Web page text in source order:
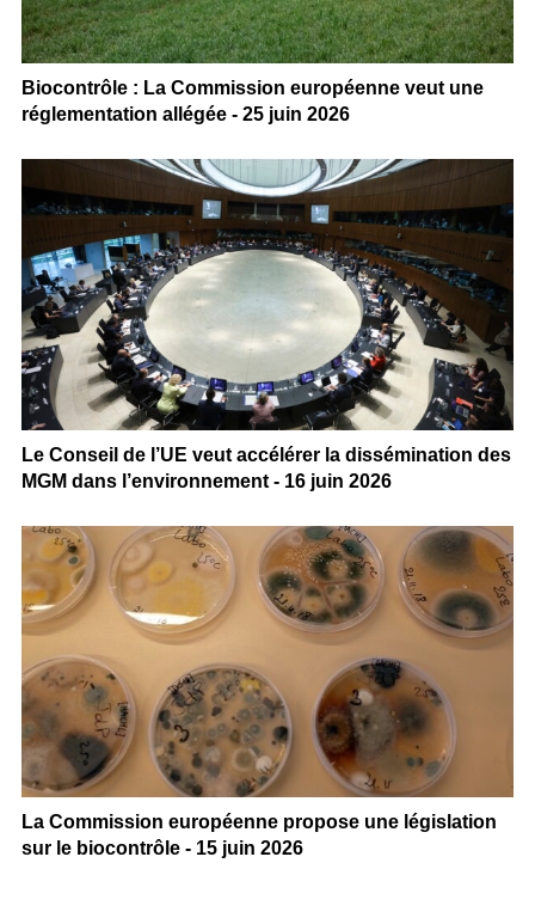
Biocontrôle : La Commission européenne veut une
réglementation allégée - 25 juin 2026
Le Conseil de l’UE veut accélérer la dissémination des
MGM dans l’environnement - 16 juin 2026
La Commission européenne propose une législation
sur le biocontrôle - 15 juin 2026